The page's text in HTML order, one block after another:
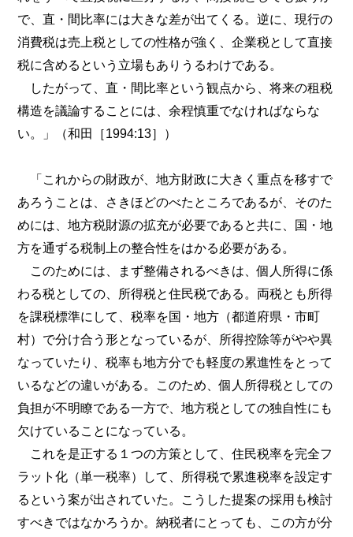
で、直・間比率には大きな差が出てくる。逆に、現行の
消費税は売上税としての性格が強く、企業税として直接
税に含めるという立場もありうるわけである。
したがって、直・間比率という観点から、将来の租税
構造を議論することには、余程慎重でなければならな
い。」（和田［1994:13］）
「これからの財政が、地方財政に大きく重点を移すで
あろうことは、さきほどのべたところであるが、そのた
めには、地方税財源の拡充が必要であると共に、国・地
方を通ずる税制上の整合性をはかる必要がある。
このためには、まず整備されるべきは、個人所得に係
わる税としての、所得税と住民税である。両税とも所得
を課税標準にして、税率を国・地方（都道府県・市町
村）で分け合う形となっているが、所得控除等がやや異
なっていたり、税率も地方分でも軽度の累進性をとって
いるなどの違いがある。このため、個人所得税としての
負担が不明瞭である一方で、地方税としての独自性にも
欠けていることになっている。
これを是正する１つの方策として、住民税率を完全フ
ラット化（単一税率）して、所得税で累進税率を設定す
るという案が出されていた。こうした提案の採用も検討
すべきではなかろうか。納税者にとっても、この方が分